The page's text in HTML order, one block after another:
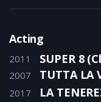
Acting
2011 SUPER 8
2007 TUTTA LA
2017 LA